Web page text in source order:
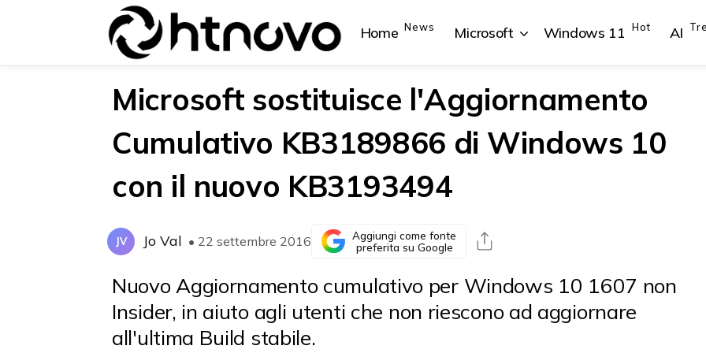
Home News Microsoft
{{POSTS[0].LABEL}}
{{posts[0].title}}
{{POSTS[1].LABEL}}
{{posts[1].title}}
{{POSTS[2].LABEL}}
Windows 11 Hot AI
{{POSTS[0].LABEL}}
{{posts[0].title}}
{{POSTS[1].LABEL}}
{{posts[1].title}}
{{POSTS[2].LABEL}}
Microsoft sostituisce l'Aggiornamento
Cumulativo KB3189866 di Windows 10
con il nuovo KB3193494
JV Jo Val • 22 settembre 2016
Aggiungi come fonte
preferita su Google
Nuovo Aggiornamento cumulativo per Windows 10 1607 non
Insider, in aiuto agli utenti che non riescono ad aggiornare
all'ultima Build stabile.